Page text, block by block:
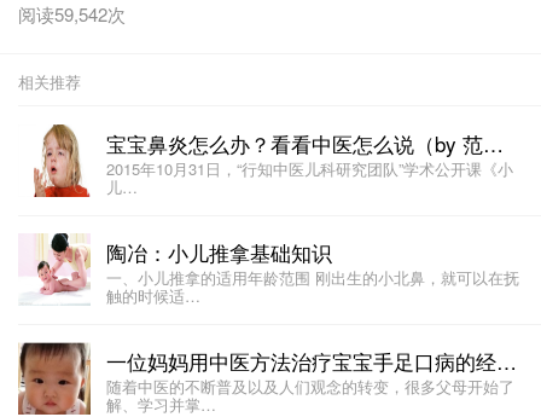
阅读59,542次
相关推荐
宝宝鼻炎怎么办？看看中医怎么说（by 范圣华）
2015年10月31日，“行知中医儿科研究团队”学术公开课《小
儿…
陶冶：小儿推拿基础知识
一、小儿推拿的适用年龄范围 刚出生的小北鼻，就可以在抚
触的时候适…
一位妈妈用中医方法治疗宝宝手足口病的经历 (by @我是金豆麻麻0_0 )
随着中医的不断普及以及人们观念的转变，很多父母开始了
解、学习并掌…